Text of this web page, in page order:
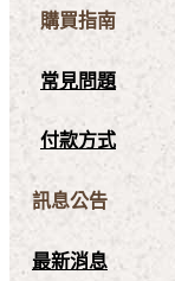
購買指南
常見問題
付款方式
訊息公告
最新消息